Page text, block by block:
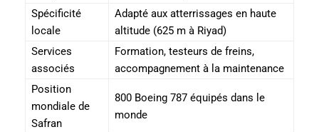
Spécificité
locale
Adapté aux atterrissages en haute
altitude (625 m à Riyad)
Services
associés
Formation, testeurs de freins,
accompagnement à la maintenance
Position
mondiale de
Safran
800 Boeing 787 équipés dans le
monde